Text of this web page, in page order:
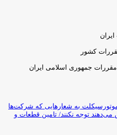
کشور
جمهوری اسلامی ایران
به شعارهایی که شرکت‌ها
توجه نکنند/ تامین قطعات و